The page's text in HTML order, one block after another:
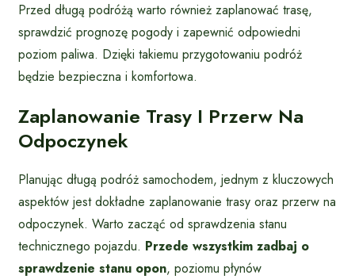
Przed długą podróżą warto również zaplanować trasę,
sprawdzić prognozę pogody i zapewnić odpowiedni
poziom paliwa. Dzięki takiemu przygotowaniu podróż
będzie bezpieczna i komfortowa.
Zaplanowanie Trasy I Przerw Na
Odpoczynek
Planując długą podróż samochodem, jednym z kluczowych
aspektów jest dokładne zaplanowanie trasy oraz przerw na
odpoczynek. Warto zacząć od sprawdzenia stanu
technicznego pojazdu. Przede wszystkim zadbaj o
sprawdzenie stanu opon, poziomu płynów